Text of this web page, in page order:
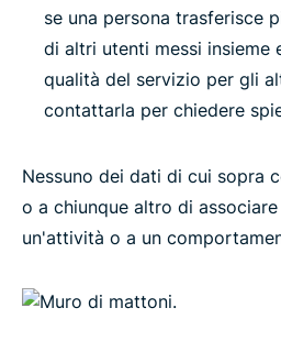
se una persona trasferisce
di altri utenti messi insieme
qualità del servizio per gli
contattarla per chiedere
Nessuno dei dati di cui sopra
o a chiunque altro di
un'attività o a un